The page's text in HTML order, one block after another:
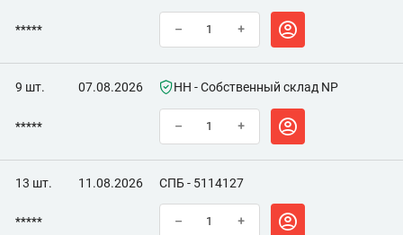
***** – +
9 шт. 07.08.2026 НН - Собственный склад NP
***** – +
13 шт. 11.08.2026 СПБ - 5114127
***** – +